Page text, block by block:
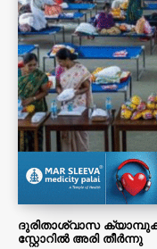
ദുരിതാശ്വാസ
സ്റ്റോറിൽ അരി തീർന്നു